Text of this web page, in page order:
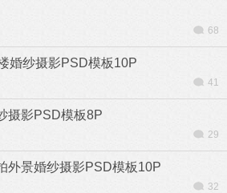
68
婚纱摄影PSD模板10P
41
摄影PSD模板8P
29
外景婚纱摄影PSD模板10P
32